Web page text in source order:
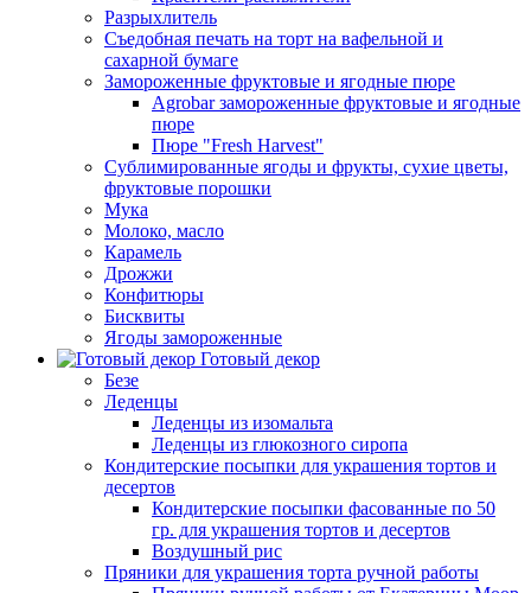
Разрыхлитель
Съедобная печать на торт на вафельной и
сахарной бумаге
Замороженные фруктовые и ягодные пюре
Agrobar замороженные фруктовые и ягодные
пюре
Пюре "Fresh Harvest"
Сублимированные ягоды и фрукты, сухие цветы,
фруктовые порошки
Мука
Молоко, масло
Карамель
Дрожжи
Конфитюры
Бисквиты
Ягоды замороженные
Готовый декор
Безе
Леденцы
Леденцы из изомальта
Леденцы из глюкозного сиропа
Кондитерские посыпки для украшения тортов и
десертов
Кондитерские посыпки фасованные по 50
гр. для украшения тортов и десертов
Воздушный рис
Пряники для украшения торта ручной работы